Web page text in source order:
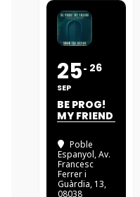
25
SEP
26
BE PROG!
MY FRIEND
Poble
Espanyol, Av.
Francesc
Ferrer i
Guàrdia, 13,
08038